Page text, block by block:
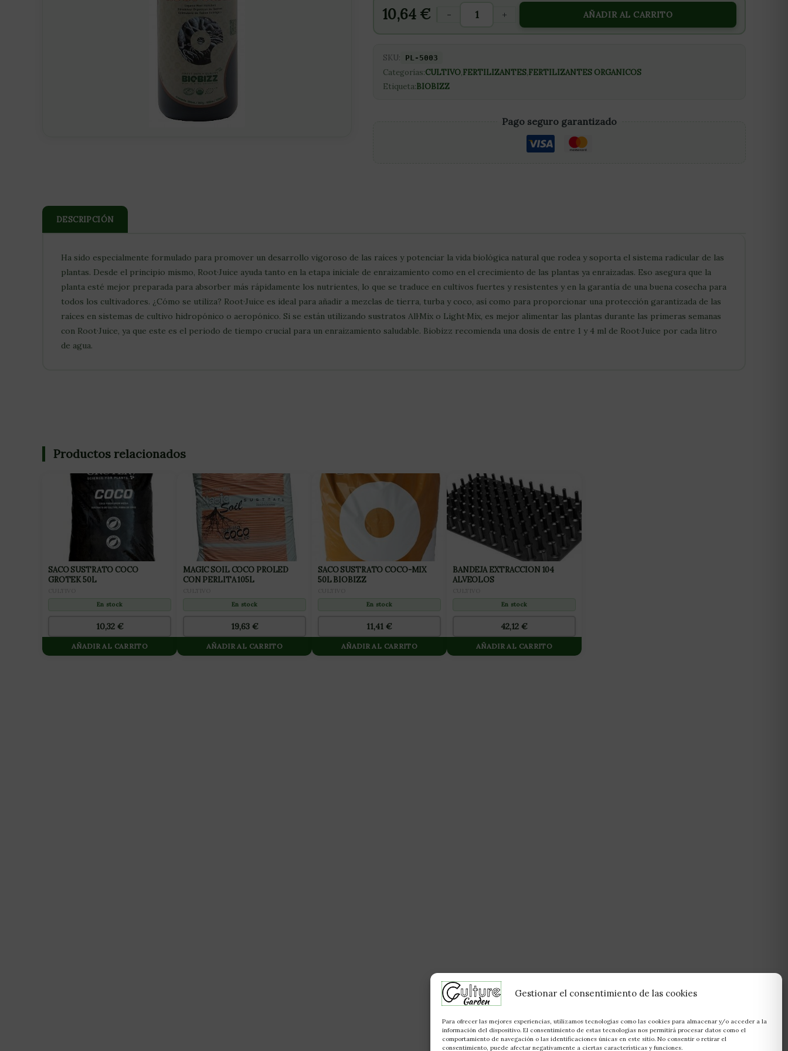
Gestionar el consentimiento de las cookies
Para ofrecer las mejores experiencias, utilizamos tecnologías como las cookies para almacenar y/o acceder a la
información del dispositivo. El consentimiento de estas tecnologías nos permitirá procesar datos como el
comportamiento de navegación o las identificaciones únicas en este sitio. No consentir o retirar el
consentimiento, puede afectar negativamente a ciertas características y funciones.
10,64 € - + AÑADIR AL CARRITO
SKU: PL-5003
Categorías:CULTIVO,FERTILIZANTES,FERTILIZANTES ORGANICOS
Etiqueta:BIOBIZZ
Pago seguro garantizado
DESCRIPCIÓN
Ha sido especialmente formulado para promover un desarrollo vigoroso de las raíces y potenciar la vida biológica natural que rodea y soporta el sistema radicular de las
plantas. Desde el principio mismo, Root·Juice ayuda tanto en la etapa iniciale de enraizamiento como en el crecimiento de las plantas ya enraizadas. Eso asegura que la
planta esté mejor preparada para absorber más rápidamente los nutrientes, lo que se traduce en cultivos fuertes y resistentes y en la garantía de una buena cosecha para
todos los cultivadores. ¿Cómo se utiliza? Root·Juice es ideal para añadir a mezclas de tierra, turba y coco, así como para proporcionar una protección garantizada de las
raíces en sistemas de cultivo hidropónico o aeropónico. Si se están utilizando sustratos All·Mix o Light·Mix, es mejor alimentar las plantas durante las primeras semanas
con Root·Juice, ya que este es el periodo de tiempo crucial para un enraizamiento saludable. Biobizz recomienda una dosis de entre 1 y 4 ml de Root·Juice por cada litro
de agua.
Productos relacionados
SACO SUSTRATO COCO
GROTEK 50L
En stock
10,32 €
AÑADIR AL CARRITO
MAGIC SOIL COCO PROLED
CON PERLITA 105L
En stock
19,63 €
AÑADIR AL CARRITO
SACO SUSTRATO COCO-MIX
50L BIOBIZZ
En stock
11,41 €
AÑADIR AL CARRITO
BANDEJA EXTRACCION 104
ALVEOLOS
En stock
42,12 €
AÑADIR AL CARRITO